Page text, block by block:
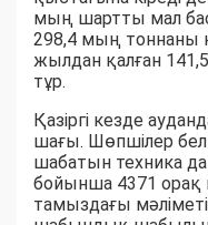
мың шартты мал
298,4 мың тоннаны
жылдан қалған
тұр.
Қазіргі кезде
шағы. Шөпшілер
шабатын техника
бойынша 4371 орақ
тамыздағы